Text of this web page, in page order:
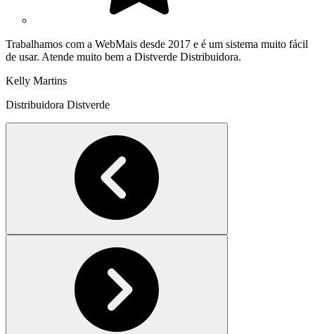
Trabalhamos com a WebMais desde 2017 e é um sistema muito fácil
de usar. Atende muito bem a Distverde Distribuidora.
Kelly Martins
Distribuidora Distverde